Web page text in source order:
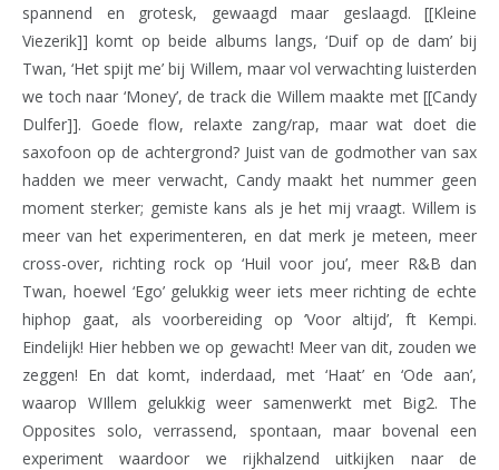
spannend en grotesk, gewaagd maar geslaagd. [[Kleine
Viezerik]] komt op beide albums langs, ‘Duif op de dam’ bij
Twan, ‘Het spijt me’ bij Willem, maar vol verwachting luisterden
we toch naar ‘Money’, de track die Willem maakte met [[Candy
Dulfer]]. Goede flow, relaxte zang/rap, maar wat doet die
saxofoon op de achtergrond? Juist van de godmother van sax
hadden we meer verwacht, Candy maakt het nummer geen
moment sterker; gemiste kans als je het mij vraagt. Willem is
meer van het experimenteren, en dat merk je meteen, meer
cross-over, richting rock op ‘Huil voor jou’, meer R&B dan
Twan, hoewel ‘Ego’ gelukkig weer iets meer richting de echte
hiphop gaat, als voorbereiding op ‘Voor altijd’, ft Kempi.
Eindelijk! Hier hebben we op gewacht! Meer van dit, zouden we
zeggen! En dat komt, inderdaad, met ‘Haat’ en ‘Ode aan’,
waarop WIllem gelukkig weer samenwerkt met Big2. The
Opposites solo, verrassend, spontaan, maar bovenal een
experiment waardoor we rijkhalzend uitkijken naar de